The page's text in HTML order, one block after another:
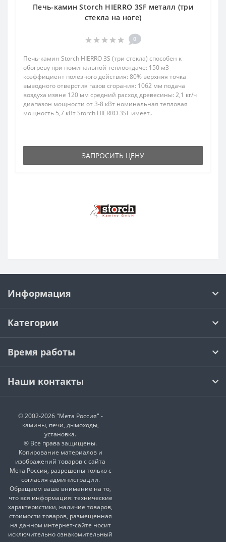
Печь-камин Storch HIERRO 3SF металл (три
стекла на ноге)
0
Печь-камин Storch HIERRO 3S (три стекла) способен к
обогреву при номинальной теплоотдаче: 150 м3
коэффициент полезного действия: 80% верхняя точка
выводного отверстия газов сгорания: 1062 мм подача
воздуха извне 120 мм средний расход древесины: 2,1 кг/ч
диапазон мощности от 3-8 кВт номинальная тепловая
мощность 5,7 кВт Storch HIERRO 3SF имеет..
ЗАПРОСИТЬ ЦЕНУ
Информация
Категории
Время работы
Наши контакты
© 2002-2026 "Мета Россия" -
камины, печи, дымоходы,
установка.
® Все права защищены.
Копирование материалов и
изображений товаров с сайта
Мета Россия, разрешены только с
согласия администрации.
Обращаем ваше внимание на то,
что вся информация: технические
характеристики, наличие товаров,
стоимости товаров, размещенная
на данном интернет-сайте носит
исключительно ознакомительный